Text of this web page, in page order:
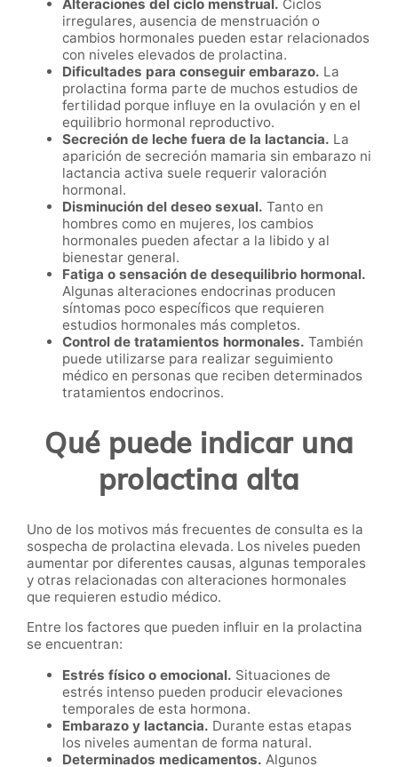
Alteraciones del ciclo menstrual. Ciclos
irregulares, ausencia de menstruación o
cambios hormonales pueden estar relacionados
con niveles elevados de prolactina.
Dificultades para conseguir embarazo. La
prolactina forma parte de muchos estudios de
fertilidad porque influye en la ovulación y en el
equilibrio hormonal reproductivo.
Secreción de leche fuera de la lactancia. La
aparición de secreción mamaria sin embarazo ni
lactancia activa suele requerir valoración
hormonal.
Disminución del deseo sexual. Tanto en
hombres como en mujeres, los cambios
hormonales pueden afectar a la libido y al
bienestar general.
Fatiga o sensación de desequilibrio hormonal.
Algunas alteraciones endocrinas producen
síntomas poco específicos que requieren
estudios hormonales más completos.
Control de tratamientos hormonales. También
puede utilizarse para realizar seguimiento
médico en personas que reciben determinados
tratamientos endocrinos.
Qué puede indicar una
prolactina alta
Uno de los motivos más frecuentes de consulta es la
sospecha de prolactina elevada. Los niveles pueden
aumentar por diferentes causas, algunas temporales
y otras relacionadas con alteraciones hormonales
que requieren estudio médico.
Entre los factores que pueden influir en la prolactina
se encuentran:
Estrés físico o emocional. Situaciones de
estrés intenso pueden producir elevaciones
temporales de esta hormona.
Embarazo y lactancia. Durante estas etapas
los niveles aumentan de forma natural.
Determinados medicamentos. Algunos